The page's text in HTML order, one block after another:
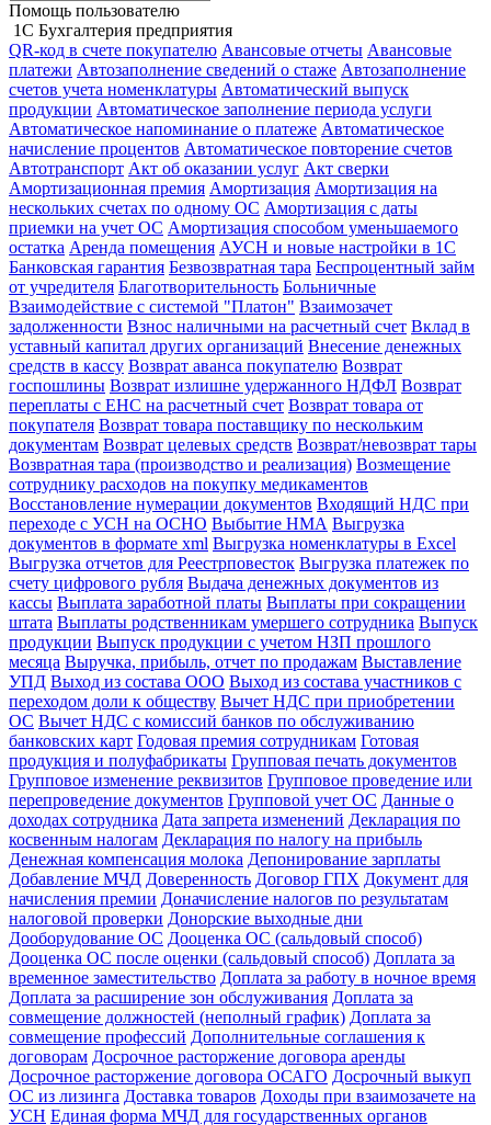
Помощь пользователю
1С Бухгалтерия предприятия
QR-код в счете покупателю Авансовые отчеты Авансовые
платежи Автозаполнение сведений о стаже Автозаполнение
счетов учета номенклатуры Автоматический выпуск
продукции Автоматическое заполнение периода услуги
Автоматическое напоминание о платеже Автоматическое
начисление процентов Автоматическое повторение счетов
Автотранспорт Акт об оказании услуг Акт сверки
Амортизационная премия Амортизация Амортизация на
нескольких счетах по одному ОС Амортизация с даты
приемки на учет ОС Амортизация способом уменьшаемого
остатка Аренда помещения АУСН и новые настройки в 1С
Банковская гарантия Безвозвратная тара Беспроцентный займ
от учредителя Благотворительность Больничные
Взаимодействие с системой "Платон" Взаимозачет
задолженности Взнос наличными на расчетный счет Вклад в
уставный капитал других организаций Внесение денежных
средств в кассу Возврат аванса покупателю Возврат
госпошлины Возврат излишне удержанного НДФЛ Возврат
переплаты с ЕНС на расчетный счет Возврат товара от
покупателя Возврат товара поставщику по нескольким
документам Возврат целевых средств Возврат/невозврат тары
Возвратная тара (производство и реализация) Возмещение
сотруднику расходов на покупку медикаментов
Восстановление нумерации документов Входящий НДС при
переходе с УСН на ОСНО Выбытие НМА Выгрузка
документов в формате xml Выгрузка номенклатуры в Excel
Выгрузка отчетов для Реестрповесток Выгрузка платежек по
счету цифрового рубля Выдача денежных документов из
кассы Выплата заработной платы Выплаты при сокращении
штата Выплаты родственникам умершего сотрудника Выпуск
продукции Выпуск продукции с учетом НЗП прошлого
месяца Выручка, прибыль, отчет по продажам Выставление
УПД Выход из состава ООО Выход из состава участников с
переходом доли к обществу Вычет НДС при приобретении
ОС Вычет НДС с комиссий банков по обслуживанию
банковских карт Годовая премия сотрудникам Готовая
продукция и полуфабрикаты Групповая печать документов
Групповое изменение реквизитов Групповое проведение или
перепроведение документов Групповой учет ОС Данные о
доходах сотрудника Дата запрета изменений Декларация по
косвенным налогам Декларация по налогу на прибыль
Денежная компенсация молока Депонирование зарплаты
Добавление МЧД Доверенность Договор ГПХ Документ для
начисления премии Доначисление налогов по результатам
налоговой проверки Донорские выходные дни
Дооборудование ОС Дооценка ОС (сальдовый способ)
Дооценка ОС после оценки (сальдовый способ) Доплата за
временное заместительство Доплата за работу в ночное время
Доплата за расширение зон обслуживания Доплата за
совмещение должностей (неполный график) Доплата за
совмещение профессий Дополнительные соглашения к
договорам Досрочное расторжение договора аренды
Досрочное расторжение договора ОСАГО Досрочный выкуп
ОС из лизинга Доставка товаров Доходы при взаимозачете на
УСН Единая форма МЧД для государственных органов